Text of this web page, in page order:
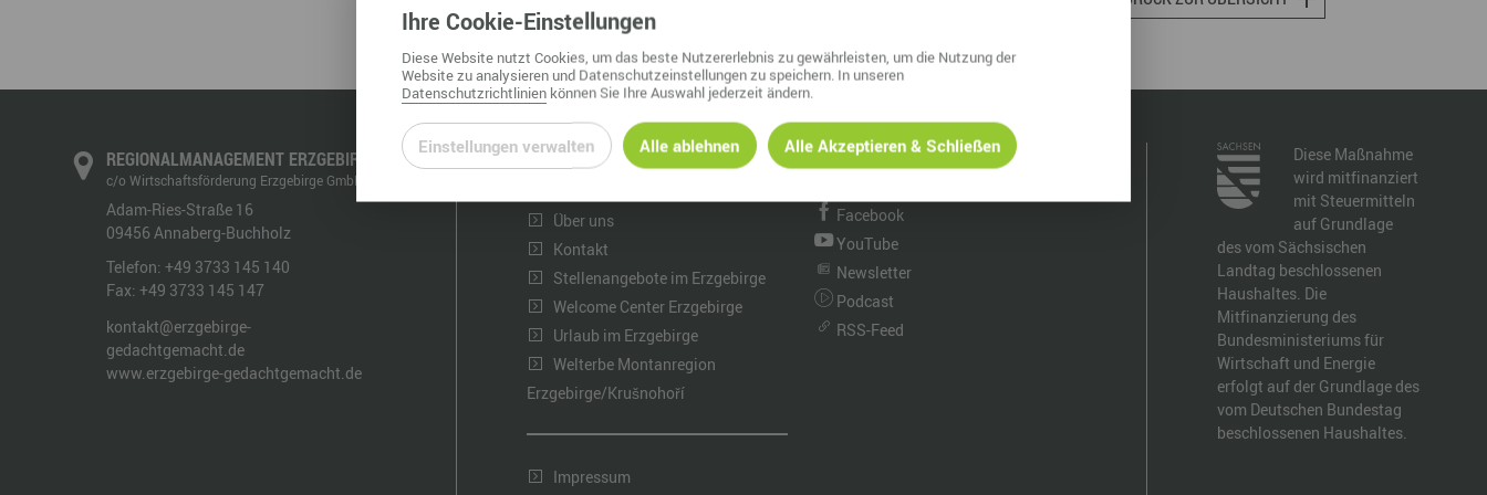
Nah dran am Abgrund
Freizeit
Gesundheit & Wellness
Natur & Landschaft
Talsperren und Stauseen im Erzgebirge
REGIONALMANAGEMENT ERZGEBIRGE
c/o Wirtschaftsförderung Erzgebirge GmbH
Adam-Ries-Straße 16
09456 Annaberg-Buchholz
Telefon: +49 3733 145 140
Fax: +49 3733 145 147
kontakt@erzgebirge-
gedachtgemacht.de
www.erzgebirge-gedachtgemacht.de
INFORMATIONEN
Über uns
Kontakt
Stellenangebote im Erzgebirge
Welcome Center Erzgebirge
Urlaub im Erzgebirge
Welterbe Montanregion
Erzgebirge/Krušnohoří
Impressum
WhatsApp Kanal
Facebook
YouTube
Newsletter
Podcast
RSS-Feed
Diese Maßnahme
wird mitfinanziert
mit Steuermitteln
auf Grundlage
des vom Sächsischen
Landtag beschlossenen
Haushaltes. Die
Mitfinanzierung des
Bundesministeriums für
Wirtschaft und Energie
erfolgt auf der Grundlage des
vom Deutschen Bundestag
beschlossenen Haushaltes.
Ihre Cookie-Einstellungen
DieseWebsite nutzt Cookies, um das beste Nutzererlebnis zu gewährleisten, um die Nutzung der
Websitezu analysieren und Datenschutzeinstellungen zu speichern. In unseren
Datenschutzrichtlinien können Sie Ihre Auswahl jederzeit ändern.
Einstellungen verwalten Alle ablehnen Alle Akzeptieren & Schließen